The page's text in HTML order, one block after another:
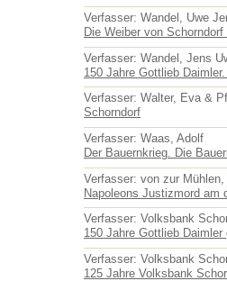
Verfasser: Wandel, Uwe
Die Weiber von
Verfasser: Wandel, Jens
150 Jahre Gottlieb
Verfasser: Walter, Eva &
Schorndorf
Verfasser: Waas, Adolf
Der Bauernkrieg. Die
Verfasser: von zur
Napoleons Justizmord am
Verfasser: Volksbank
150 Jahre Gottlieb
Verfasser: Volksbank
125 Jahre Volksbank